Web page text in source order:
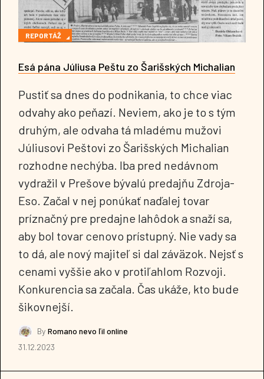
REPORTÁŽ
Esá pána Júliusa Peštu zo Šarišských Michalian
Pustiť sa dnes do podnikania, to chce viac
odvahy ako peňazí. Neviem, ako je to s tým
druhým, ale odvaha tá mladému mužovi
Júliusovi Peštovi zo Šarišských Michalian
rozhodne nechýba. Iba pred nedávnom
vydražil v Prešove bývalú predajňu Zdroja-
Eso. Začal v nej ponúkať naďalej tovar
príznačný pre predajne lahôdok a snaží sa,
aby bol tovar cenovo prístupný. Nie vady sa
to dá, ale nový majiteľ si dal záväzok. Nejsť s
cenami vyššie ako v protiľahlom Rozvoji.
Konkurencia sa začala. Čas ukáže, kto bude
šikovnejší.
By Romano nevo ľil online
31.12.2023